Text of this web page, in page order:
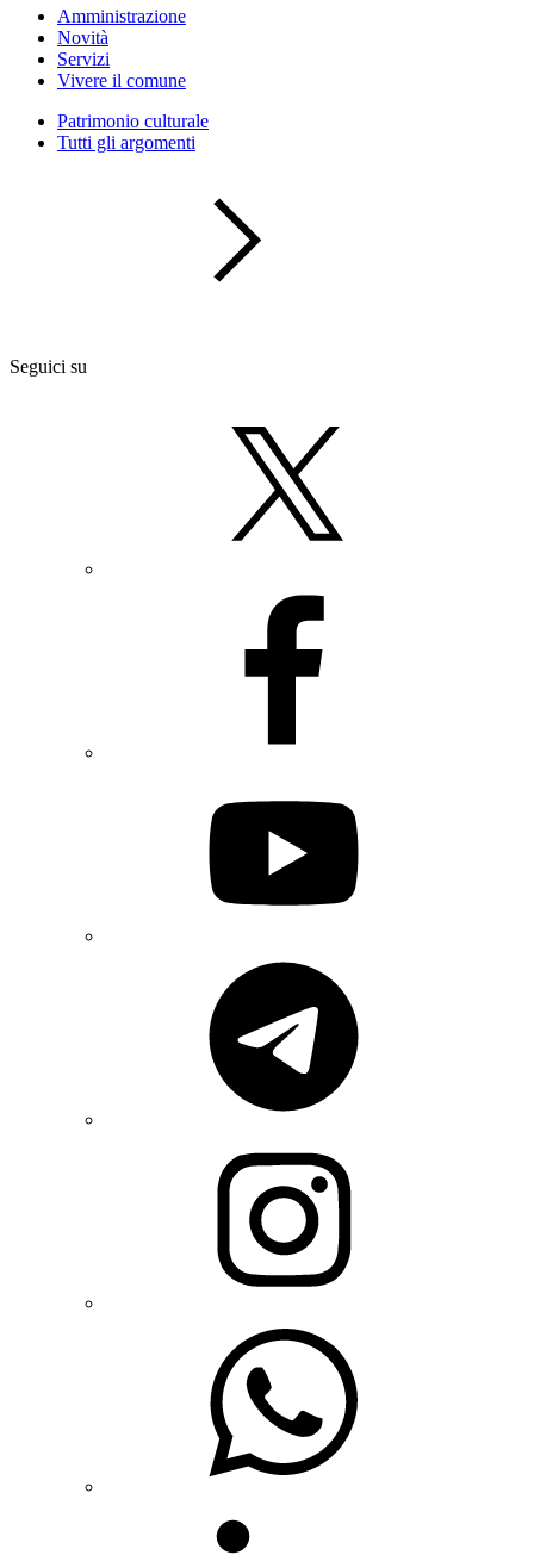
Amministrazione
Novità
Servizi
Vivere il comune
Patrimonio culturale
Tutti gli argomenti
Seguici su